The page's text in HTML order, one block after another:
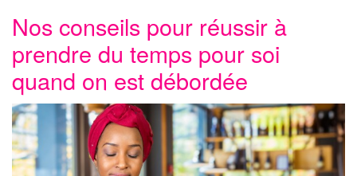
Nos conseils pour réussir à
prendre du temps pour soi
quand on est débordée